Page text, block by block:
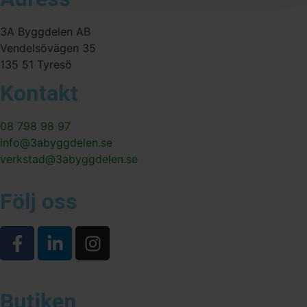
3A Byggdelen AB
Vendelsövägen 35
135 51 Tyresö
Kontakt
08 798 98 97
info@3abyggdelen.se
verkstad@3abyggdelen.se
Följ oss